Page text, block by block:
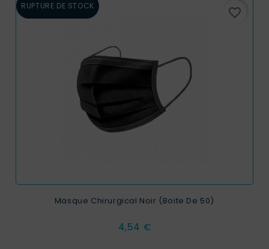
RUPTURE DE STOCK favorite_border
Masque Chirurgical Noir (Boite De 50)
Prix
4,54 €